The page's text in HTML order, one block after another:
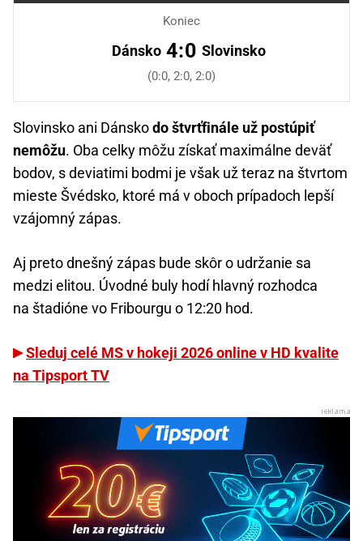
Koniec
Dánsko 4:0 Slovinsko
(0:0, 2:0, 2:0)
Slovinsko ani Dánskodo štvrťfinále už postúpiť
nemôžu. Oba celky môžu získať maximálne deväť
bodov, s deviatimi bodmi je však už teraz na štvrtom
mieste Švédsko, ktoré má v oboch prípadoch lepší
vzájomný zápas.
Aj preto dnešný zápas bude skôr o udržanie sa
medzi elitou. Úvodné buly hodí hlavný rozhodca
na štadióne vo Fribourgu o 12:20 hod.
Sleduj celé MS v hokeji 2026 online v HD kvalite
na Tipsport TV